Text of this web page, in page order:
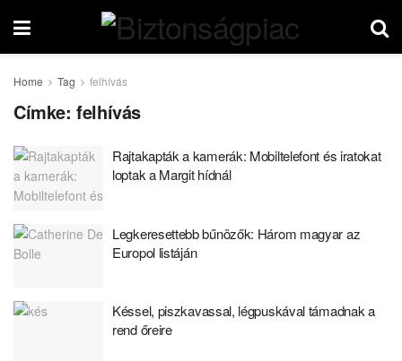
Home Tag felhívás
Címke:felhívás
Rajtakapták a kamerák: Mobiltelefont és iratokat
loptak a Margit hídnál
Legkeresettebb bűnözők: Három magyar az
Europol listáján
Késsel, piszkavassal, légpuskával támadnak a
rend őreire